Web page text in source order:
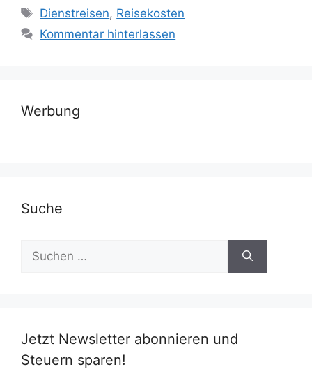
Schlagwörter
Dienstreisen, Reisekosten
Kommentar hinterlassen
Werbung
Suche
nach:
Jetzt Newsletter abonnieren und
Steuern sparen!